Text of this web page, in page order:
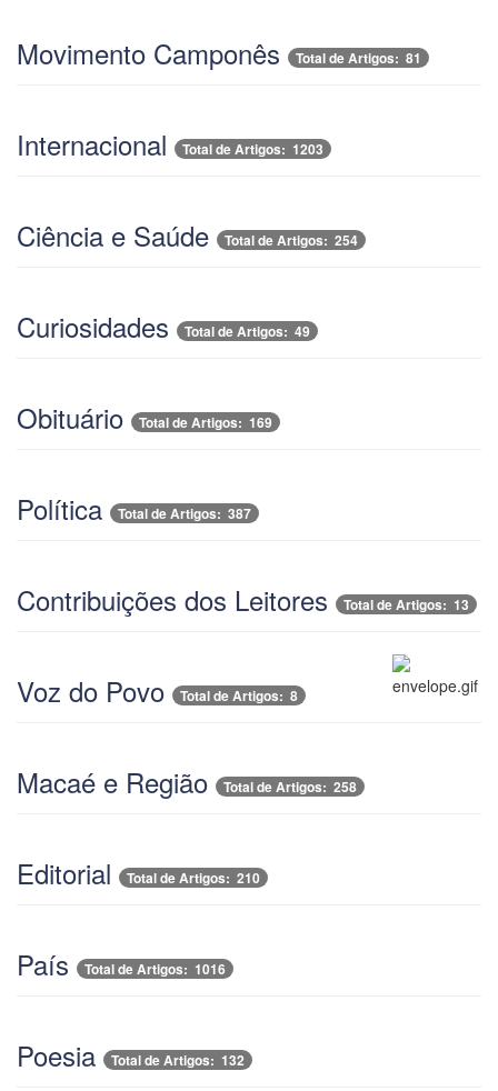
Movimento Camponês Total de Artigos: 81
Internacional Total de Artigos: 1203
Ciência e Saúde Total de Artigos: 254
Curiosidades Total de Artigos: 49
Obituário Total de Artigos: 169
Política Total de Artigos: 387
Contribuições dos Leitores Total de Artigos: 13
Voz do Povo Total de Artigos: 8
Macaé e Região Total de Artigos: 258
Editorial Total de Artigos: 210
País Total de Artigos: 1016
Poesia Total de Artigos: 132